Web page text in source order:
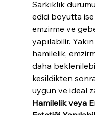
Sarkıklık
edici boyutta
emzirme ve
yapılabilir.
hamilelik,
daha
kesildikten
uygun ve ideal
Hamilelik veya